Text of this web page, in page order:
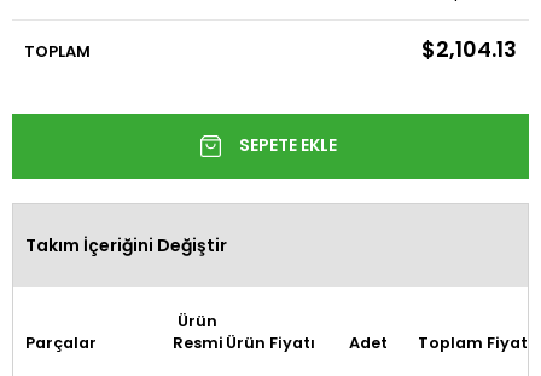
TOPLAM $2,104.13
Takım İçeriğini Değiştir
Parçalar
Ürün
Resmi Ürün Fiyatı Adet Toplam Fiyat